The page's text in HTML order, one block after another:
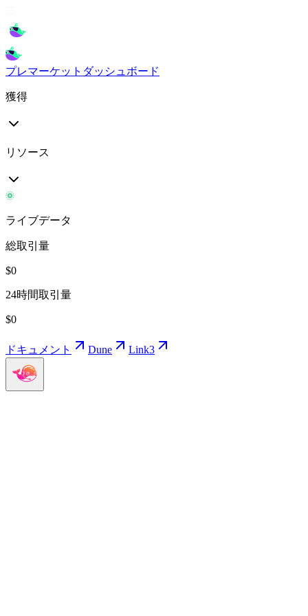
プレマーケット ダッシュボード
獲得
リソース
ライブデータ
総取引量
$0
24時間取引量
$0
ドキュメント Dune Link3